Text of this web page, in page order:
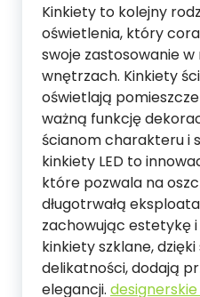
Kinkiety to kolejny
oświetlenia, który
swoje zastosowanie
wnętrzach. Kinkiety
oświetlają
ważną funkcję
ścianom charakteru i
kinkiety LED to
które pozwala na
długotrwałą
zachowując estetykę
kinkiety szklane,
delikatności, dodają
elegancji.